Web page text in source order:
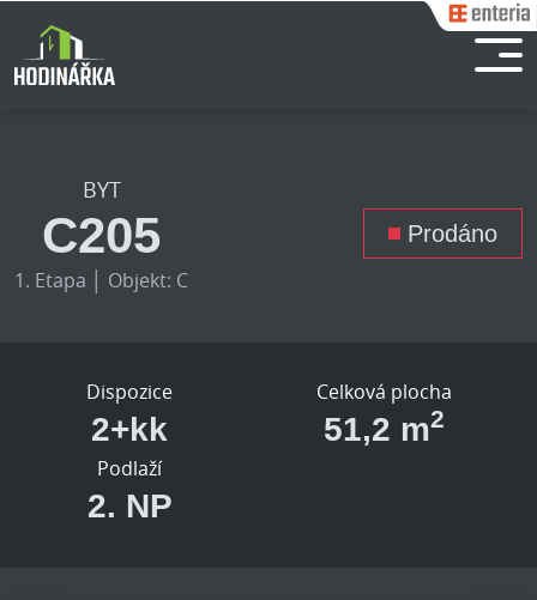
BYT
C205
1. Etapa │ Objekt: C
Prodáno
Dispozice
2+kk
Celková plocha
51,2 m2
Podlaží
2. NP